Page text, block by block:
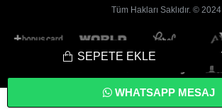
SEPETE EKLE
WHATSAPP MESAJ
Tüm Hakları Saklıdır. © 2024